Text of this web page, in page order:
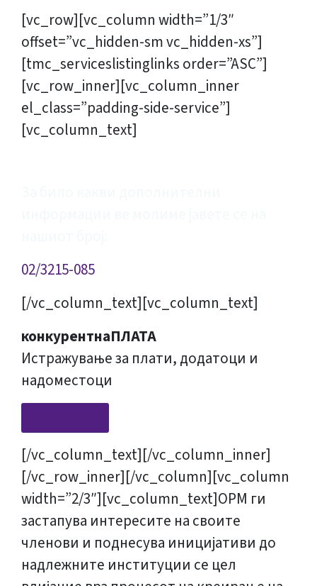
[vc_row][vc_column width=”1/3″
offset=”vc_hidden-sm vc_hidden-xs”]
[tmc_serviceslistinglinks order=”ASC”]
[vc_row_inner][vc_column_inner
el_class=”padding-side-service”]
[vc_column_text]
02/3215-085
[/vc_column_text][vc_column_text]
конкурентнаПЛАТА
Истражување за плати, додатоци и
надоместоци
[/vc_column_text][/vc_column_inner]
[/vc_row_inner][/vc_column][vc_column
width=”2/3″][vc_column_text]ОРМ ги
застапува интересите на своите
членови и поднесува иницијативи до
надлежните институции се цел